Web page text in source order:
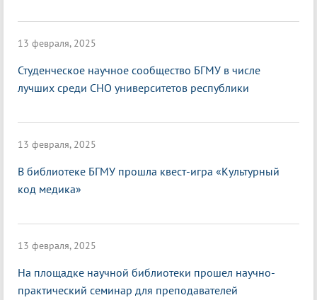
13 февраля, 2025
Студенческое научное сообщество БГМУ в числе
лучших среди СНО университетов республики
13 февраля, 2025
В библиотеке БГМУ прошла квест-игра «Культурный
код медика»
13 февраля, 2025
На площадке научной библиотеки прошел научно-
практический семинар для преподавателей